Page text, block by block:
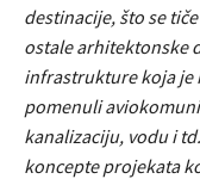
destinacije, što se
ostale arhitektonske
infrastrukture koja je
pomenuli
kanalizaciju, vodu i
koncepte projekata